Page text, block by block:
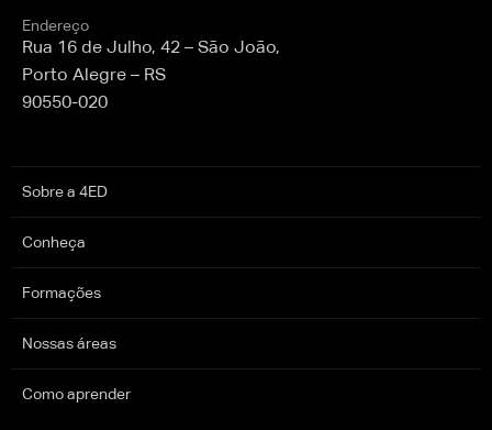
Endereço
Rua 16 de Julho, 42 – São João,
Porto Alegre – RS
90550-020
Sobre a 4ED
Conheça
Formações
Nossas áreas
Como aprender